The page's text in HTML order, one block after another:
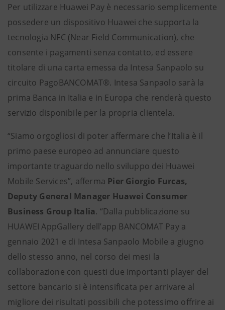
Per utilizzare Huawei Pay è necessario semplicemente
possedere un dispositivo Huawei che supporta la
tecnologia NFC (Near Field Communication), che
consente i pagamenti senza contatto, ed essere
titolare di una carta emessa da Intesa Sanpaolo su
circuito PagoBANCOMAT®. Intesa Sanpaolo sarà la
prima Banca in Italia e in Europa che renderà questo
servizio disponibile per la propria clientela.
“Siamo orgogliosi di poter affermare che l’Italia è il
primo paese europeo ad annunciare questo
importante traguardo nello sviluppo dei Huawei
Mobile Services”, afferma Pier Giorgio Furcas,
Deputy General Manager Huawei Consumer
Business Group Italia. “Dalla pubblicazione su
HUAWEI AppGallery dell’app BANCOMAT Pay a
gennaio 2021 e di Intesa Sanpaolo Mobile a giugno
dello stesso anno, nel corso dei mesi la
collaborazione con questi due importanti player del
settore bancario si è intensificata per arrivare al
migliore dei risultati possibili che potessimo offrire ai